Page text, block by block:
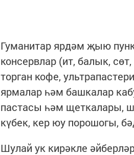
Гуманитар ярдәм җыю
консервлар (ит, балык,
торган кофе,
ярмалар һәм башкалар
пастасы һәм щеткалары,
күбек, кер юу порошогы,
Шулай ук кирәкле